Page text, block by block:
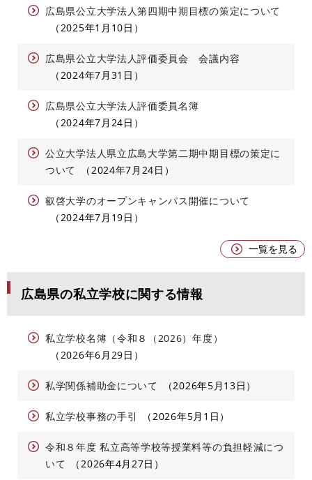
広島県公立大学法人第四期中期目標の策定について
2025年1月10日
広島県公立大学法人評価委員会 会議内容
2024年7月31日
広島県公立大学法人評価委員名簿
2024年7月24日
公立大学法人県立広島大学第二期中期目標の策定に
ついて
2024年7月24日
叡啓大学のオープンキャンパス開催について
2024年7月19日
一覧を見る
広島県の私立学校に関する情報
私立学校名簿（令和８（2026）年度）
2026年6月29日
私学関係補助金について 2026年5月13日
私立学校事務の手引 2026年5月1日
令和８年度 私立高等学校等授業料等の負担軽減につ
いて
2026年4月27日